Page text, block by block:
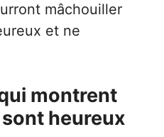
mâchouiller
et ne
montrent
heureux